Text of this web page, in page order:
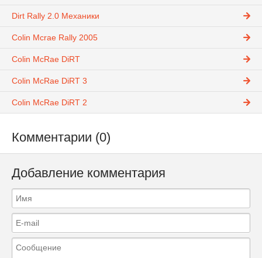
Dirt Rally 2.0 Механики
Colin Mcrae Rally 2005
Colin McRae DiRT
Colin McRae DiRT 3
Colin McRae DiRT 2
Комментарии (0)
Добавление комментария